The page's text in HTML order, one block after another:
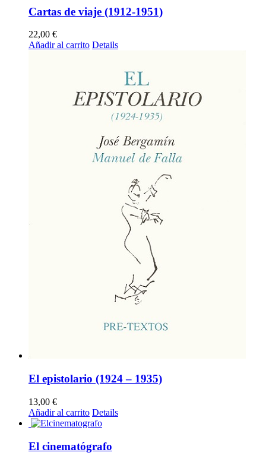
Cartas de viaje (1912-1951)
22,00 €
Añadir al carrito Details
El epistolario (1924 – 1935)
13,00 €
Añadir al carrito Details
El cinematógrafo